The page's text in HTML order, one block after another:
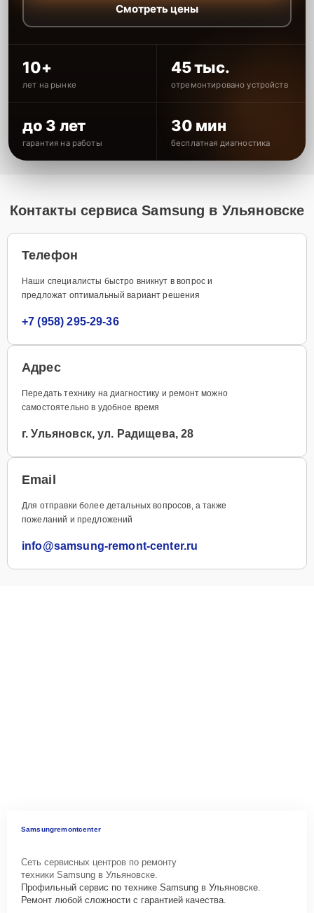
Смотреть цены
10+
лет на рынке
45 тыс.
отремонтировано устройств
до 3 лет
гарантия на работы
30 мин
бесплатная диагностика
Контакты сервиса Samsung в Ульяновске
Телефон
Наши специалисты быстро вникнут в вопрос и
предложат оптимальный вариант решения
+7 (958) 295-29-36
Адрес
Передать технику на диагностику и ремонт можно
самостоятельно в удобное время
г. Ульяновск, ул. Радищева, 28
Email
Для отправки более детальных вопросов, а также
пожеланий и предложений
info@samsung-remont-center.ru
Samsungremontcenter
Сеть сервисных центров по ремонту
техники Samsung в Ульяновске.
Профильный сервис по технике Samsung в Ульяновске.
Ремонт любой сложности с гарантией качества.